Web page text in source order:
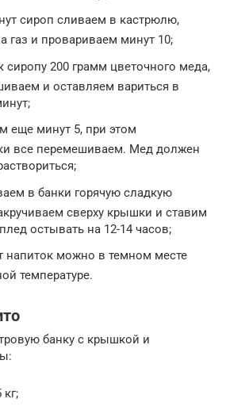
сироп сливаем в кастрюлю,
газ и провариваем минут 10;
сиропу 200 грамм цветочного меда,
и оставляем вариться в
еще минут 5, при этом
все перемешиваем. Мед должен
в банки горячую сладкую
сверху крышки и ставим
остывать на 12-14 часов;
напиток можно в темном месте
температуре.
банку с крышкой и